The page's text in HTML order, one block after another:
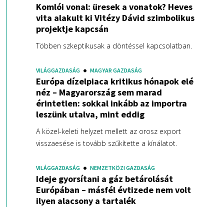
Komlói vonal: üresek a vonatok? Heves
vita alakult ki Vitézy Dávid szimbolikus
projektje kapcsán
Többen szkeptikusak a döntéssel kapcsolatban.
VILÁGGAZDASÁG MAGYAR GAZDASÁG
Európa dízelpiaca kritikus hónapok elé
néz – Magyarország sem marad
érintetlen: sokkal inkább az importra
leszünk utalva, mint eddig
A közel-keleti helyzet mellett az orosz export
visszaesése is tovább szűkítette a kínálatot.
VILÁGGAZDASÁG NEMZETKÖZI GAZDASÁG
Ideje gyorsítani a gáz betárolását
Európában – másfél évtizede nem volt
ilyen alacsony a tartalék